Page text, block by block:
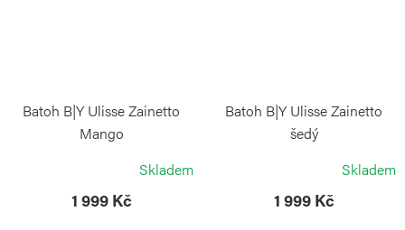
Batoh B|Y Ulisse Zainetto
Mango
Skladem
1 999 Kč
Batoh B|Y Ulisse Zainetto
šedý
Skladem
1 999 Kč